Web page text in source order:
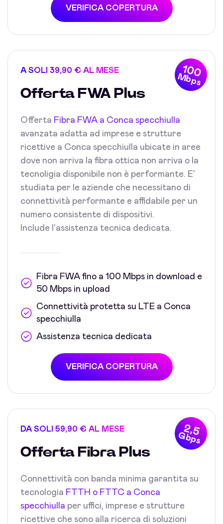
VERIFICA COPERTURA
100
Mbps
A SOLI 39,90 € AL MESE
Offerta FWA Plus
Offerta Fibra FWA a Conca specchiulla
avanzata adatta ad imprese e strutture
ricettive a Conca specchiulla ubicate in aree
dove non arriva la fibra ottica non arriva o la
tecnoligia disponibile non è performante. E'
studiata per le aziende che necessitano di
connettività performante e affidabile per un
numero consistente di dispositivi.
Include l'assistenza tecnica dedicata.
Fibra FWA fino a 100 Mbps in download e
50 Mbps in upload
Connettività protetta su LTE a Conca
specchiulla
Assistenza tecnica dedicata
VERIFICA COPERTURA
2,5
Gbps
DA SOLI 59,90 € AL MESE
Offerta Fibra Plus
Connettività con banda minima garantita su
tecnologia FTTH o FTTC a Conca
specchiulla per uffici, imprese e strutture
ricettive che sono alla ricerca di soluzioni